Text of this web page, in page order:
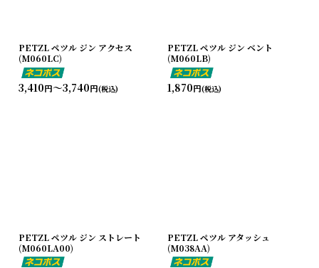
PETZL ペツル ジン アクセス
(M060LC)
3,410円～3,740円(税込)
PETZL ペツル ジン ベント
(M060LB)
1,870円(税込)
PETZL ペツル ジン ストレート
(M060LA00)
PETZL ペツル アタッシュ
(M038AA)